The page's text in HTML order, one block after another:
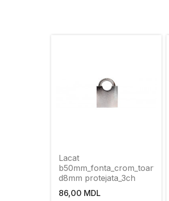
Lacat
b50mm_fonta_crom_toarta
d8mm protejata_3ch
86,00 MDL